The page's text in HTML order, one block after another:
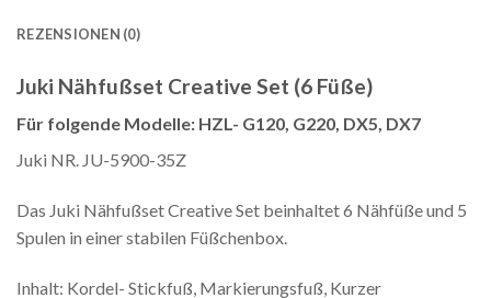
REZENSIONEN (0)
Juki Nähfußset Creative Set (6 Füße)
Für folgende Modelle: HZL- G120, G220, DX5, DX7
Juki NR. JU-5900-35Z
Das Juki Nähfußset Creative Set beinhaltet 6 Nähfüße und 5
Spulen in einer stabilen Füßchenbox.
Inhalt: Kordel- Stickfuß, Markierungsfuß, Kurzer